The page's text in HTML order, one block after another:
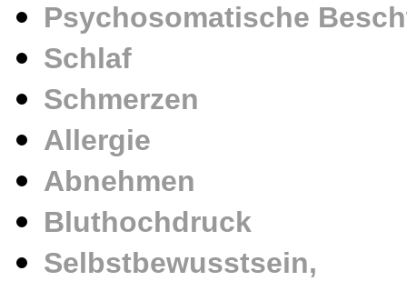
Psychosomatische
Schlaf
Schmerzen
Allergie
Abnehmen
Bluthochdruck